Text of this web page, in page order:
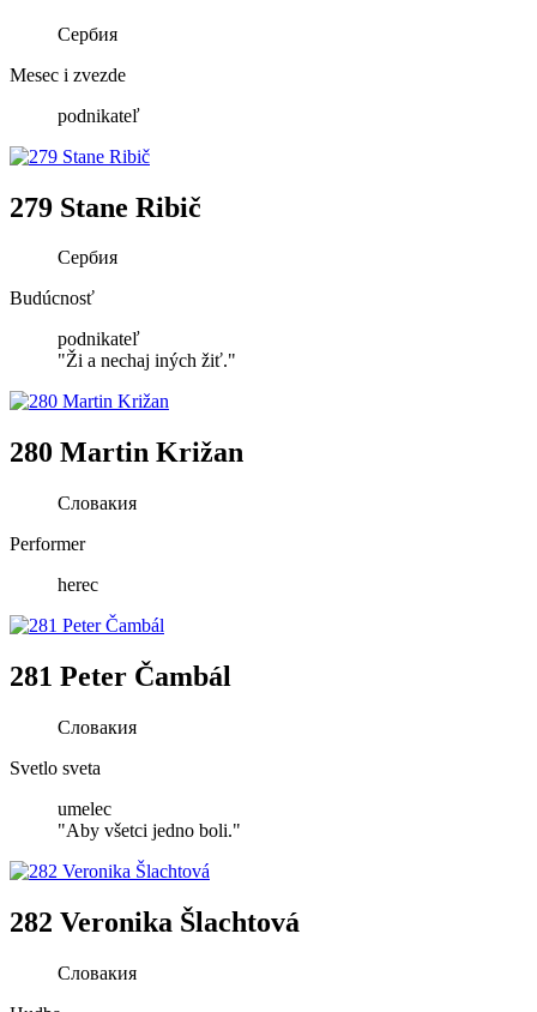
Сербия
Mesec i zvezde
podnikateľ
279 Stane Ribič
Сербия
Budúcnosť
podnikateľ
"Ži a nechaj iných žiť."
280 Martin Križan
Словакия
Performer
herec
281 Peter Čambál
Словакия
Svetlo sveta
umelec
"Aby všetci jedno boli."
282 Veronika Šlachtová
Словакия